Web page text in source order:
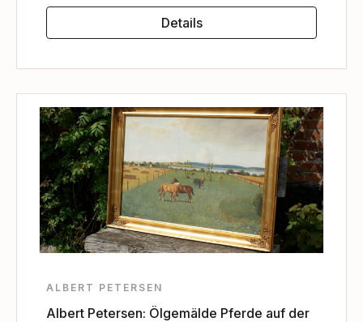
Details
ALBERT PETERSEN
Albert Petersen: Ölgemälde Pferde auf der